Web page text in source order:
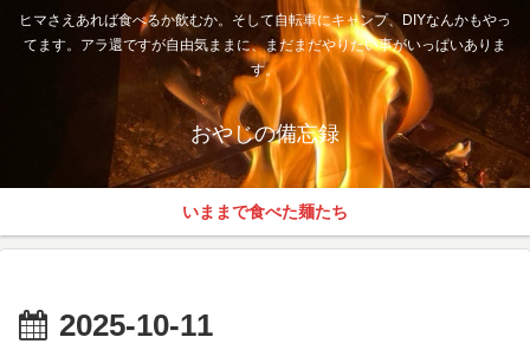
ヒマさえあれば食べるか飲むか。そして自転車にキャンプ、DIYなんかもやっ
てます。アラ還ですが自由気ままに、まだまだやりたい事がいっぱいありま
す。
おやじの備忘録
いままで食べた麺たち
2025-10-11